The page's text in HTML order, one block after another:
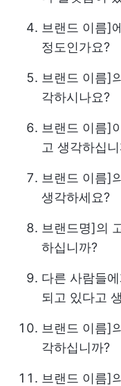
브랜드 이름]
정도인가요?
브랜드 이름]
각하시나요?
브랜드 이름]
고 생각하십
브랜드 이름]
생각하세요?
브랜드명]의
하십니까?
다른 사람들
되고 있다고
브랜드 이름]
각하십니까?
브랜드 이름]